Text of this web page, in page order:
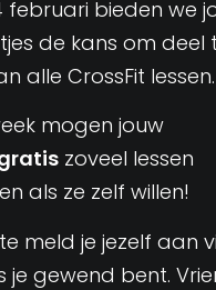
bieden we
de kans om deel
alle CrossFit lessen.
mogen jouw
zoveel lessen
als ze zelf willen!
meld je jezelf aan
je gewend bent.